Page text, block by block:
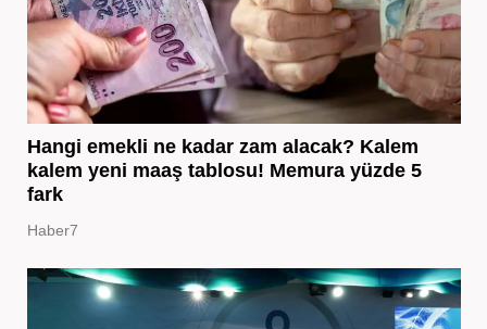
Hangi emekli ne kadar zam alacak? Kalem
kalem yeni maaş tablosu! Memura yüzde 5
fark
Haber7